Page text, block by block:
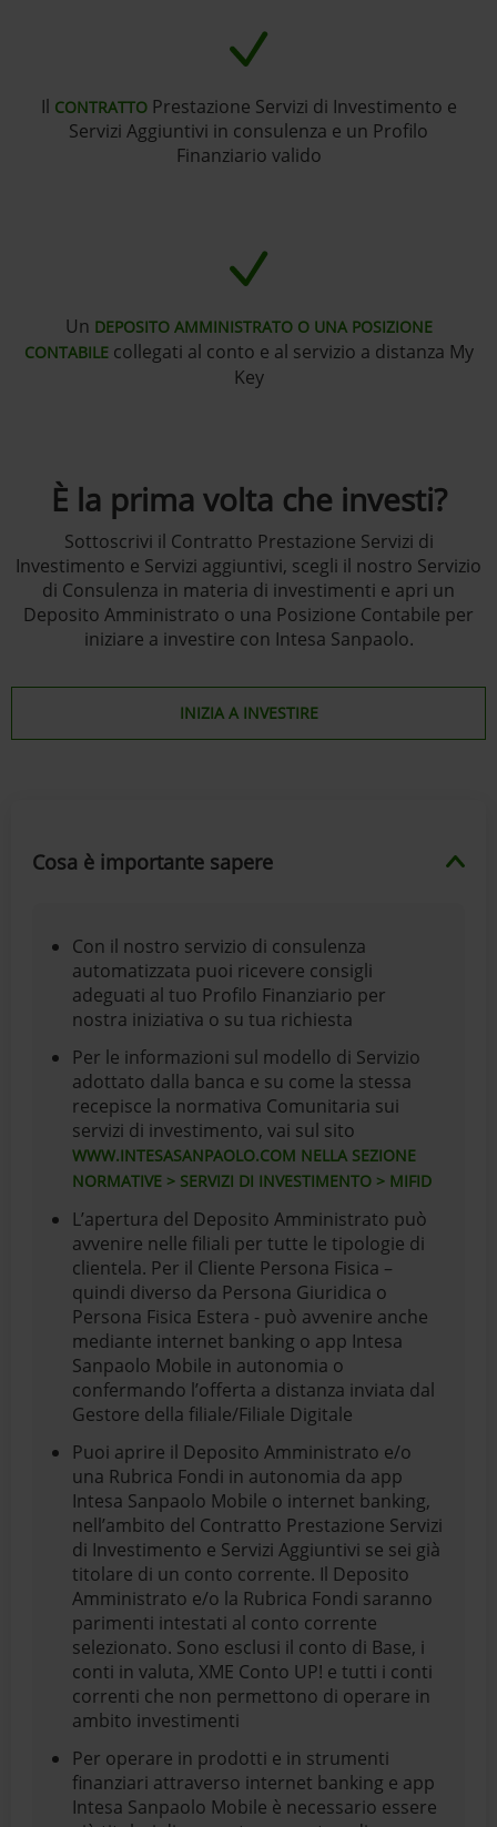
Il CONTRATTOPrestazione Servizi di Investimento e
Servizi Aggiuntivi in consulenza e un Profilo
Finanziario valido
Un DEPOSITO AMMINISTRATO O UNA POSIZIONE
CONTABILEcollegati al conto e al servizio a distanza My
Key
È la prima volta che investi?
Sottoscrivi il Contratto Prestazione Servizi di
Investimento e Servizi aggiuntivi, scegli il nostro Servizio
di Consulenza in materia di investimenti e apri un
Deposito Amministrato o una Posizione Contabile per
iniziare a investire con Intesa Sanpaolo.
INIZIA A INVESTIRE
Cosa è importante sapere
Con il nostro servizio di consulenza
automatizzata puoi ricevere consigli
adeguati al tuo Profilo Finanziario per
nostra iniziativa o su tua richiesta
Per le informazioni sul modello di Servizio
adottato dalla banca e su come la stessa
recepisce la normativa Comunitaria sui
servizi di investimento, vai sul sito
WWW.INTESASANPAOLO.COM NELLA SEZIONE
NORMATIVE > SERVIZI DI INVESTIMENTO > MIFID
L’apertura del Deposito Amministrato può
avvenire nelle filiali per tutte le tipologie di
clientela. Per il Cliente Persona Fisica –
quindi diverso da Persona Giuridica o
Persona Fisica Estera - può avvenire anche
mediante internet banking o app Intesa
Sanpaolo Mobile in autonomia o
confermando l’offerta a distanza inviata dal
Gestore della filiale/Filiale Digitale
Puoi aprire il Deposito Amministrato e/o
una Rubrica Fondi in autonomia da app
Intesa Sanpaolo Mobile o internet banking,
nell’ambito del Contratto Prestazione Servizi
di Investimento e Servizi Aggiuntivi se sei già
titolare di un conto corrente. Il Deposito
Amministrato e/o la Rubrica Fondi saranno
parimenti intestati al conto corrente
selezionato. Sono esclusi il conto di Base, i
conti in valuta, XME Conto UP! e tutti i conti
correnti che non permettono di operare in
ambito investimenti
Per operare in prodotti e in strumenti
finanziari attraverso internet banking e app
Intesa Sanpaolo Mobile è necessario essere